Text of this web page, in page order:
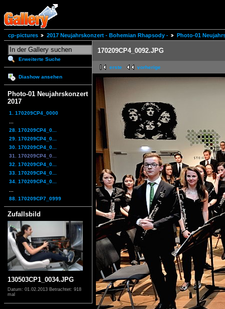
cp-pictures 2017 Neujahrskonzert - Bohemian Rhapsody - Photo-01
Erweiterte Suche
Diashow ansehen
Photo-01 Neujahrskonzert
2017
1. 170209CP4_0000
28. 170209CP4_0...
29. 170209CP4_0...
30. 170209CP4_0...
31. 170209CP4_0...
32. 170209CP4_0...
33. 170209CP4_0...
34. 170209CP4_0...
88. 170209CP7_0999
Zufallsbild
130503CP1_0034.JPG
Datum: 01.02.2013 Betrachtet: 918
mal
170209CP4_0092.JPG
erste vorherige